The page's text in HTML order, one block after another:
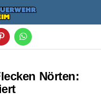
Nörten:
verlassen